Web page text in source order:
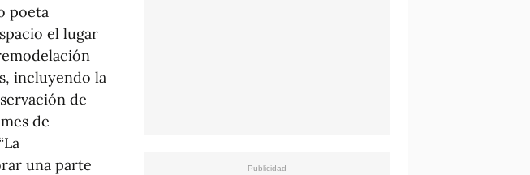
poeta
el lugar
incluyendo la
de
de
una parte